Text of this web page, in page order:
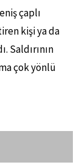
çaplı
kişi ya da
Saldırının
çok yönlü